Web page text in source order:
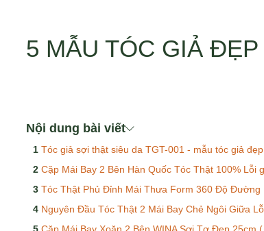
5 MẪU TÓC GIẢ
Nội dung bài viết
Tóc giả sợi thật siêu da TGT-001 - mẫu tóc giả đẹp
Cặp Mái Bay 2 Bên Hàn Quốc Tóc Thật 100%
Tóc Thật Phủ Đỉnh Mái Thưa Form 360 Độ Đường
Nguyên Đầu Tóc Thật 2 Mái Bay Chẻ Ngôi Giữa